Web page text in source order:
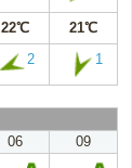
22℃ 21℃
2 1
06 09